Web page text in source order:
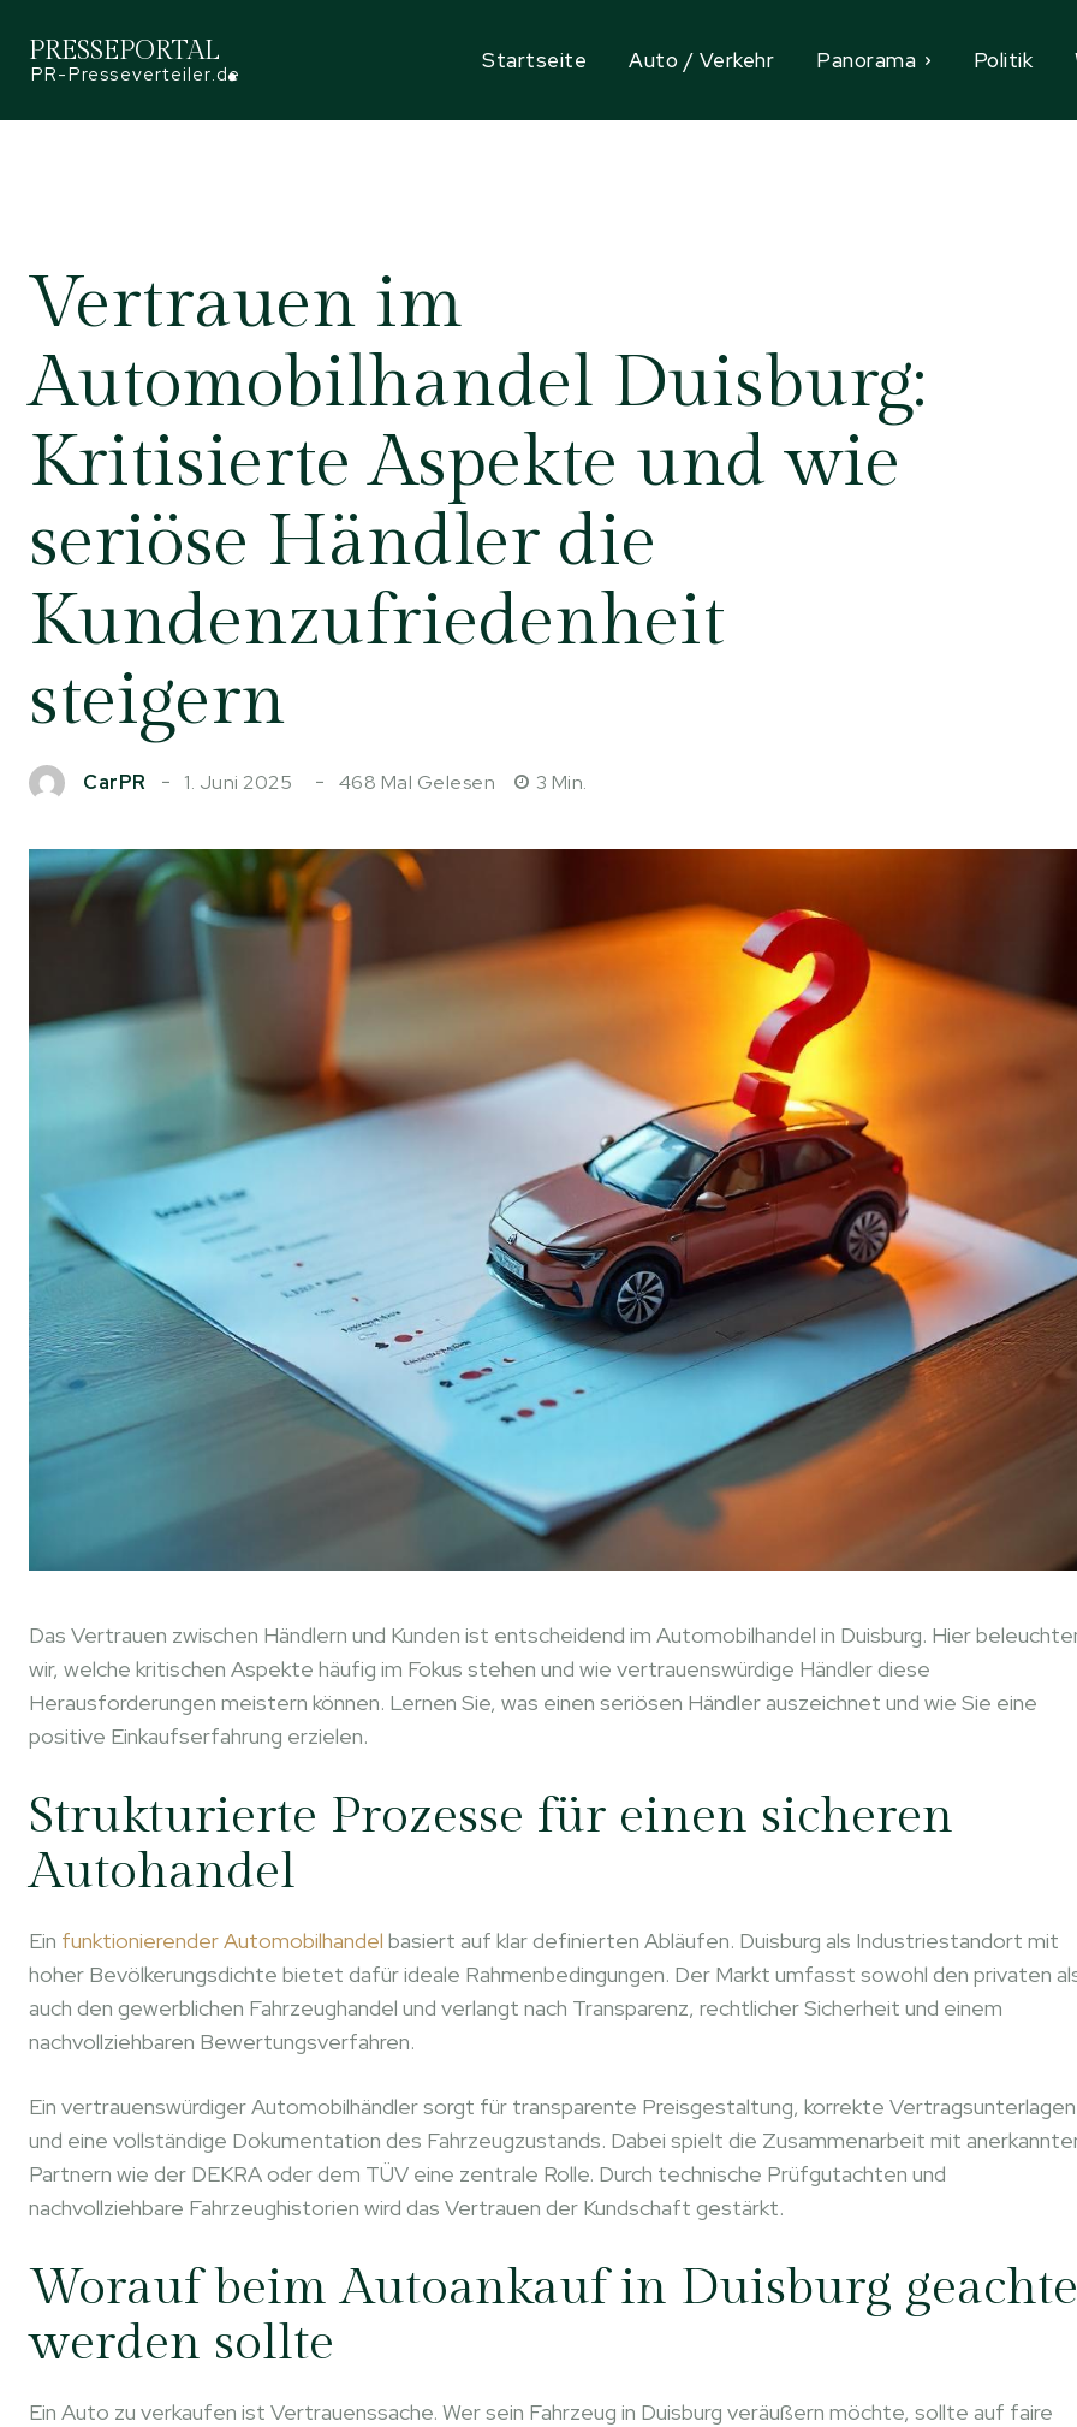
PRESSEPORTAL
PR-Presseverteiler.de
Startseite Auto / Verkehr Panorama Politik
Vertrauen im
Automobilhandel Duisburg:
Kritisierte Aspekte und wie
seriöse Händler die
Kundenzufriedenheit
steigern
CarPR 1. Juni 2025 468 Mal Gelesen 3 Min.
Das Vertrauen zwischen Händlern und Kunden ist entscheidend im Automobilhandel in Duisburg. Hier
wir, welche kritischen Aspekte häufig im Fokus stehen und wie vertrauenswürdige Händler diese
Herausforderungen meistern können. Lernen Sie, was einen seriösen Händler auszeichnet und wie Sie eine
positive Einkaufserfahrung erzielen.
Strukturierte Prozesse für einen sicheren
Autohandel
Ein funktionierender Automobilhandel basiert auf klar definierten Abläufen. Duisburg als Industriestandort mit
hoher Bevölkerungsdichte bietet dafür ideale Rahmenbedingungen. Der Markt umfasst sowohl den privaten
auch den gewerblichen Fahrzeughandel und verlangt nach Transparenz, rechtlicher Sicherheit und einem
nachvollziehbaren Bewertungsverfahren.
Ein vertrauenswürdiger Automobilhändler sorgt für transparente Preisgestaltung, korrekte Vertragsunterlagen
und eine vollständige Dokumentation des Fahrzeugzustands. Dabei spielt die Zusammenarbeit mit
Partnern wie der DEKRA oder dem TÜV eine zentrale Rolle. Durch technische Prüfgutachten und
nachvollziehbare Fahrzeughistorien wird das Vertrauen der Kundschaft gestärkt.
Worauf beim Autoankauf in Duisburg
werden sollte
Ein Auto zu verkaufen ist Vertrauenssache. Wer sein Fahrzeug in Duisburg veräußern möchte, sollte auf faire